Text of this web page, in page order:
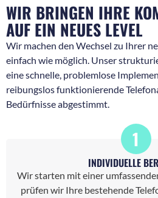
WIR BRINGEN IHRE
AUF EIN NEUES LEVEL
Wir machen den Wechsel zu Ihrer
einfach wie möglich. Unser
eine schnelle, problemlose
reibungslos funktionierende
Bedürfnisse abgestimmt.
1
INDIVIDUELLE
Wir starten mit einer
prüfen wir Ihre bestehende